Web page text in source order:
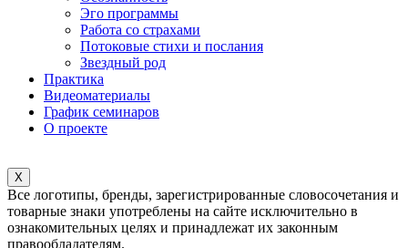
Эго программы
Работа со страхами
Потоковые стихи и послания
Звездный род
Практика
Видеоматериалы
График семинаров
О проекте
X
Все логотипы, бренды, зарегистрированные словосочетания и
товарные знаки употреблены на сайте исключительно в
ознакомительных целях и принадлежат их законным
правообладателям.